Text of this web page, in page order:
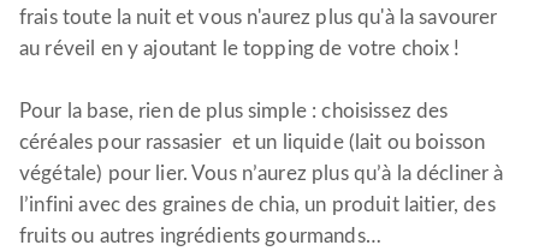
frais toute la nuit et vous n'aurez plus qu'à la savourer
au réveil en y ajoutant le topping de votre choix !
Pour la base, rien de plus simple : choisissez des
céréales pour rassasier et un liquide (lait ou boisson
végétale) pour lier. Vous n’aurez plus qu’à la décliner à
l’infini avec des graines de chia, un produit laitier, des
fruits ou autres ingrédients gourmands…